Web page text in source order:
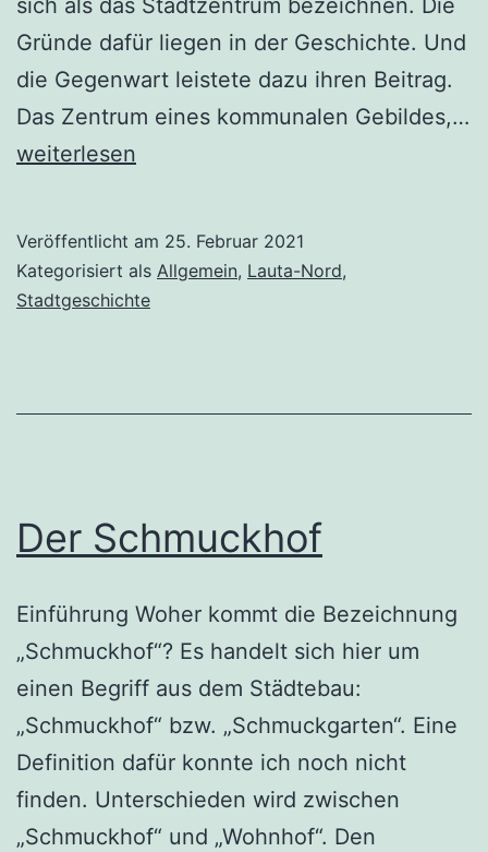
sich als das Stadtzentrum bezeichnen. Die
Gründe dafür liegen in der Geschichte. Und
die Gegenwart leistete dazu ihren Beitrag.
Das Zentrum eines kommunalen Gebildes,…
Stadtzentrum
weiterlesen
Veröffentlicht am 25. Februar 2021
Kategorisiert als Allgemein, Lauta-Nord,
Stadtgeschichte
Der Schmuckhof
Einführung Woher kommt die Bezeichnung
„Schmuckhof“? Es handelt sich hier um
einen Begriff aus dem Städtebau:
„Schmuckhof“ bzw. „Schmuckgarten“. Eine
Definition dafür konnte ich noch nicht
finden. Unterschieden wird zwischen
„Schmuckhof“ und „Wohnhof“. Den